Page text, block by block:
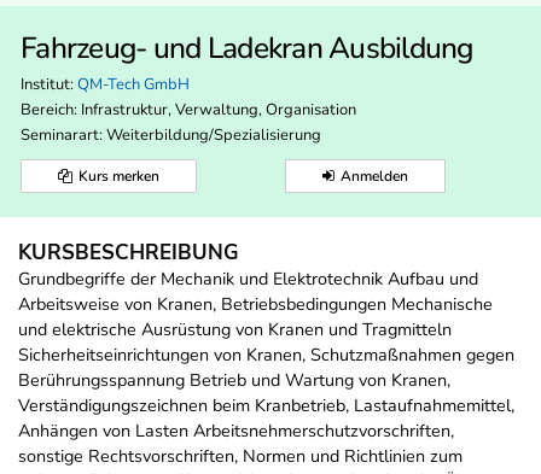
Fahrzeug- und Ladekran Ausbildung
Institut: QM-Tech GmbH
Bereich: Infrastruktur, Verwaltung, Organisation
Seminarart: Weiterbildung/Spezialisierung
Kurs merken Anmelden
KURSBESCHREIBUNG
Grundbegriffe der Mechanik und Elektrotechnik Aufbau und
Arbeitsweise von Kranen, Betriebsbedingungen Mechanische
und elektrische Ausrüstung von Kranen und Tragmitteln
Sicherheitseinrichtungen von Kranen, Schutzmaßnahmen gegen
Berührungsspannung Betrieb und Wartung von Kranen,
Verständigungszeichnen beim Kranbetrieb, Lastaufnahmemittel,
Anhängen von Lasten Arbeitsnehmerschutzvorschriften,
sonstige Rechtsvorschriften, Normen und Richtlinien zum